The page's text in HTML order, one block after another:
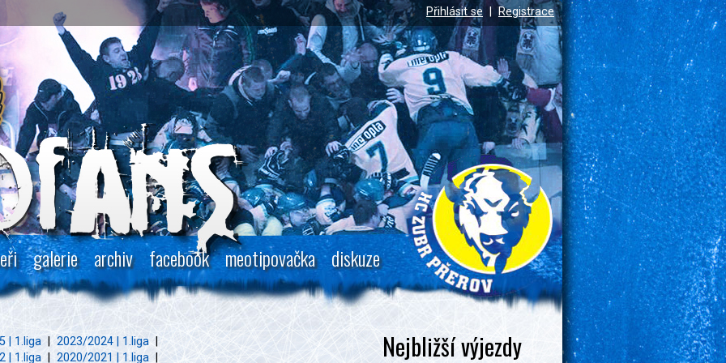
Přihlásit se Registrace
galerie archiv facebook meotipovačka diskuze
| 1.liga 2023/2024 | 1.liga
| 1.liga 2020/2021 | 1.liga |
Nejbližší výjezdy